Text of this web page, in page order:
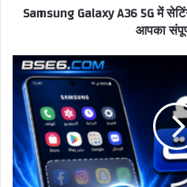
Samsung Galaxy A36 5G में
आपका